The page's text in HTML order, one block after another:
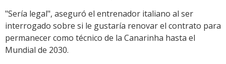
"Sería legal", aseguró el entrenador italiano al ser
interrogado sobre si le gustaría renovar el contrato para
permanecer como técnico de la Canarinha hasta el
Mundial de 2030.